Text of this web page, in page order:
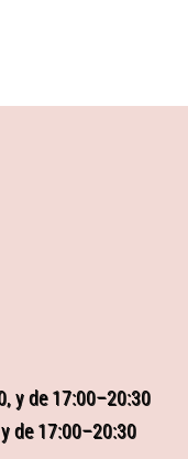
y de 17:00–20:30
de 17:00–20:30